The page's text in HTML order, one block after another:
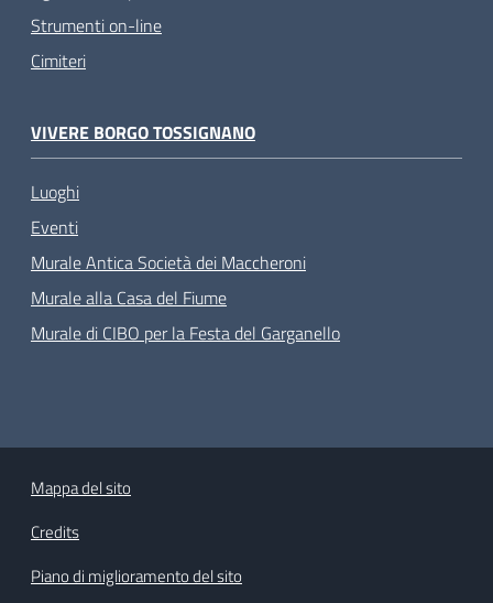
Strumenti on-line
Cimiteri
VIVERE BORGO TOSSIGNANO
Luoghi
Eventi
Murale Antica Società dei Maccheroni
Murale alla Casa del Fiume
Murale di CIBO per la Festa del Garganello
Mappa del sito
Credits
Piano di miglioramento del sito